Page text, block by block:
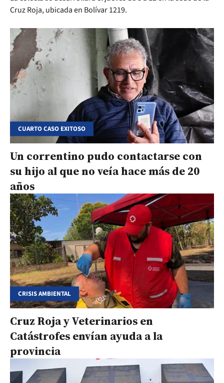
Cruz Roja, ubicada en Bolívar 1219.
CUARTO CASO EXITOSO
Un correntino pudo contactarse con
su hijo al que no veía hace más de 20
años
CRISIS AMBIENTAL
Cruz Roja y Veterinarios en
Catástrofes envían ayuda a la
provincia